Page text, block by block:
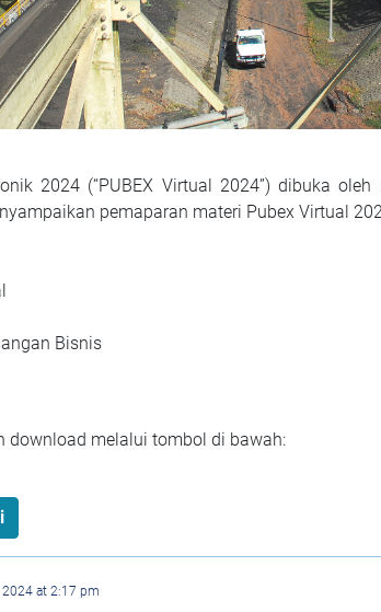
2024 (“PUBEX Virtual 2024”) dibuka
pemaparan materi Pubex Virtual
Bisnis
download melalui tombol di bawah:
2024 at 2:17 pm